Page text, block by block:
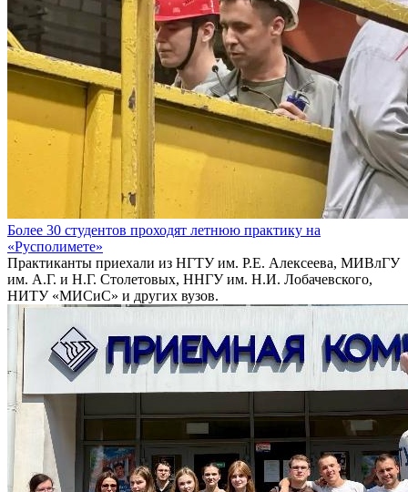
Более 30 студентов проходят летнюю практику на
«Русполимете»
Практиканты приехали из НГТУ им. Р.Е. Алексеева, МИВлГУ
им. А.Г. и Н.Г. Столетовых, ННГУ им. Н.И. Лобачевского,
НИТУ «МИСиС» и других вузов.